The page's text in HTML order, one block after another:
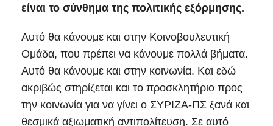
είναι το σύνθημα της πολιτικής εξόρμησης.
Αυτό θα κάνουμε και στην Κοινοβουλευτική
Ομάδα, που πρέπει να κάνουμε πολλά βήματα.
Αυτό θα κάνουμε και στην κοινωνία. Και εδώ
ακριβώς στηρίζεται και το προσκλητήριο προς
την κοινωνία για να γίνει ο ΣΥΡΙΖΑ-ΠΣ ξανά και
θεσμικά αξιωματική αντιπολίτευση. Σε αυτό